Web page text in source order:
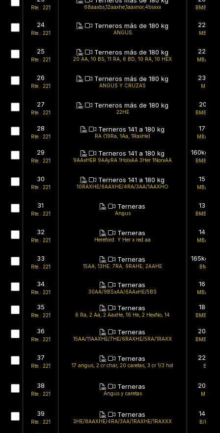
Rte.: 221 68aaxbs,12aaxhe,1aaxnor,4bsxxx BMB/BMB
24
Rte.: 221
Terneros más de 180 kg
ANGUS
225kg
MB/MB
25
Rte.: 221
Terneros más de 180 kg
20 AA, 10 BS, 11 RA, 6 BD, 10 RA, 10 HEX
225kg
MB/BMB
26
Rte.: 221
Terneros más de 180 kg
ANGUS Y CRUZAS
230kg
MB/B
27
Rte.: 221
Terneros más de 180 kg
22HE
201kg
BMB/BMB
28
Rte.: 221
Terneros 141 a 180 kg
RA (19Ra, 1Aa, 1RaxHe)
170kg
MB/BMB
29
Rte.: 221
Terneros 141 a 180 kg
9AAxHER 9AAyRA 1HolxAA 3Her 1NorxAA
160kg
BMB/BMB
30
Rte.: 221
Terneros 141 a 180 kg
10RAXHE/9AAXHE/4RA/3AA/1AAXHO
155kg
MB/BMB
31
Rte.: 221
Terneras
Angus
133kg
BMB/BMB
32
Rte.: 221
Terneras
Hereford. Y Her x red aa
142kg
MB/BMB
33
Rte.: 221
Terneras
15AA; 13HE; 7RA; 9RAHE; 2AAHE
165kg
BMB/B
34
Rte.: 221
Terneras
30AA/9BSxAA/6AAxHE/5BS
168kg
MB/BMB
35
Rte.: 221
Terneras
6 Ra, 2 Aa, 2 AaxHe, 16 He, 2 HexNo, 14
189kg
BMB/BMB
36
Rte.: 221
Terneras
15AA/11AAXHE/7HE/6RAXHE/5RA/1RAXX
209kg
BMB/BMB
37
Rte.: 221
Terneras
17 angus, 2 cr char, 20 caretas, 3 cr 1/3 hol
220kg
B/B
38
Rte.: 221
Terneras
Angus y caretas
200kg
MB/B
39
Rte.: 221
Terneras
3HE/8AAXHE/4RA/3AA/1RAXHE/1RAXXX
147kg
B/BMB